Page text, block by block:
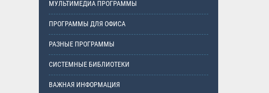
МУЛЬТИМЕДИА ПРОГРАММЫ
ПРОГРАММЫ ДЛЯ ОФИСА
РАЗНЫЕ ПРОГРАММЫ
СИСТЕМНЫЕ БИБЛИОТЕКИ
ВАЖНАЯ ИНФОРМАЦИЯ